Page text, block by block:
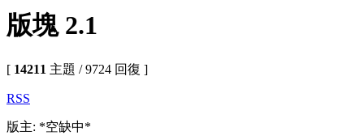
版塊 2.1
[ 14211 主題 / 9724 回復 ]
RSS
版主: *空缺中*